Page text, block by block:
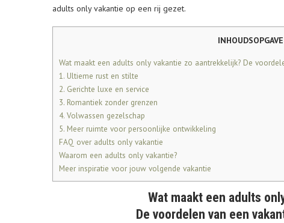
adults only vakantie op een rij gezet.
INHOUDSOPGAVE
Wat maakt een adults only vakantie zo aantrekkelijk? De
1. Ultieme rust en stilte
2. Gerichte luxe en service
3. Romantiek zonder grenzen
4. Volwassen gezelschap
5. Meer ruimte voor persoonlijke ontwikkeling
FAQ over adults only vakantie
Waarom een adults only vakantie?
Meer inspiratie voor jouw volgende vakantie
Wat maakt een adults
De voordelen van een